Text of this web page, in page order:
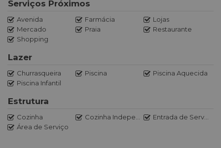
Serviços Próximos
Avenida Farmácia
Lojas
Mercado
Praia
Restaurante
Shopping
Lazer
Churrasqueira Piscina
Piscina Aquecida
Piscina Infantil
Estrutura
Cozinha Cozinha Independente
Entrada de Serviço
Área de Serviço